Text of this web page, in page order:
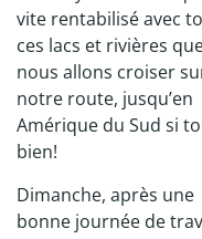
vite rentabilisé avec
ces lacs et rivières
nous allons croiser
notre route, jusqu’en
Amérique du Sud si
bien!
Dimanche, après une
bonne journée de